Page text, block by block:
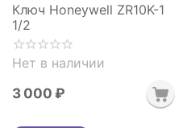
Ключ Honeywell ZR10K-1
1/2
Нет в наличии
3 000 ₽